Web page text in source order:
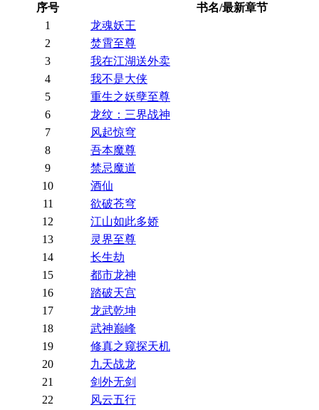
序号
书名/最新章节
1
龙魂妖王
2
焚霄至尊
3
我在江湖送外卖
4
我不是大侠
5
重生之妖孽至尊
6
龙纹：三界战神
7
风起惊穹
8
吾本魔尊
9
禁忌魔道
10
酒仙
11
欲破苍穹
12
江山如此多娇
13
灵界至尊
14
长生劫
15
都市龙神
16
踏破天宫
17
龙武乾坤
18
武神巅峰
19
修真之窥探天机
20
九天战龙
21
剑外无剑
22
风云五行